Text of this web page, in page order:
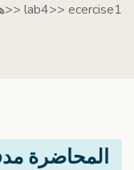
هياكل بيانات العابدية منهج الدكتور اشرف>> lab4>> ecercise1
المحاضرة